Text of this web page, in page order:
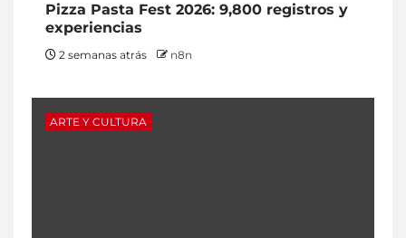
Pizza Pasta Fest 2026: 9,800 registros y
experiencias
2 semanas atrás n8n
ARTE Y CULTURA